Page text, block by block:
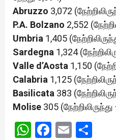
Abruzzo 3,072
P.A. Bolzano 2,552
Umbria 1,405
Sardegna 1,324
Valle d’Aosta 1,150
Calabria 1,125
Basilicata 383
Molise 305
WhatsApp
Facebook
Email